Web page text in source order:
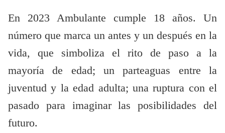
En 2023 Ambulante cumple 18 años. Un
número que marca un antes y un después en la
vida, que simboliza el rito de paso a la
mayoría de edad; un parteaguas entre la
juventud y la edad adulta; una ruptura con el
pasado para imaginar las posibilidades del
futuro.